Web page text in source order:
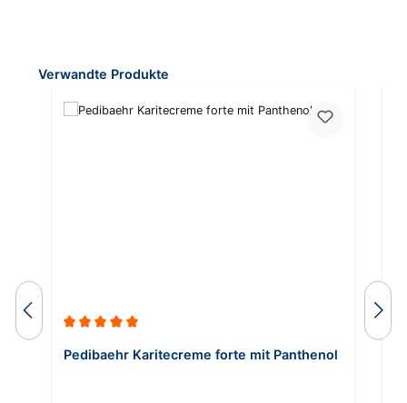
Produktgalerie überspringen
Verwandte Produkte
Pedibaehr Karitecreme forte mit Panthenol